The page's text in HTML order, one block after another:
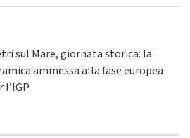
sul Mare, giornata storica: la
ammessa alla fase europea
l’IGP